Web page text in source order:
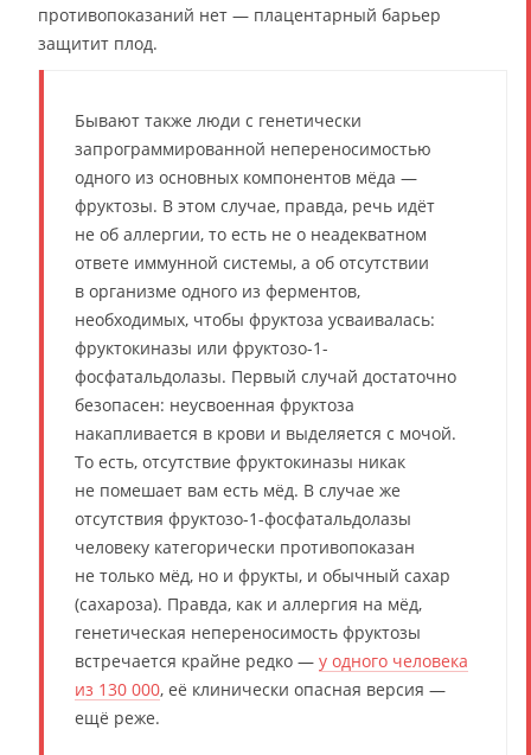
противопоказаний нет — плацентарный барьер
защитит плод.
Бывают также люди с генетически
запрограммированной непереносимостью
одного из основных компонентов мёда —
фруктозы. В этом случае, правда, речь идёт
не об аллергии, то есть не о неадекватном
ответе иммунной системы, а об отсутствии
в организме одного из ферментов,
необходимых, чтобы фруктоза усваивалась:
фруктокиназы или фруктозо-1-
фосфатальдолазы. Первый случай достаточно
безопасен: неусвоенная фруктоза
накапливается в крови и выделяется с мочой.
То есть, отсутствие фруктокиназы никак
не помешает вам есть мёд. В случае же
отсутствия фруктозо-1-фосфатальдолазы
человеку категорически противопоказан
не только мёд, но и фрукты, и обычный сахар
(сахароза). Правда, как и аллергия на мёд,
генетическая непереносимость фруктозы
встречается крайне редко — у одного человека
из 130 000, её клинически опасная версия —
ещё реже.